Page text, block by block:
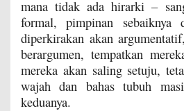
mana tidak ada hirarki –
formal, pimpinan
diperkirakan akan
berargumen, tempatkan
mereka akan saling setuju,
wajah dan bahas tubuh
keduanya.